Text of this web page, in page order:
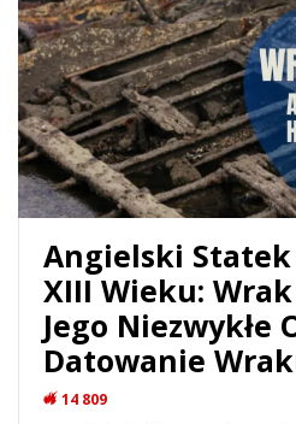
Angielski
XIII Wieku:
Jego Niezwykłe
Datowanie
14 809